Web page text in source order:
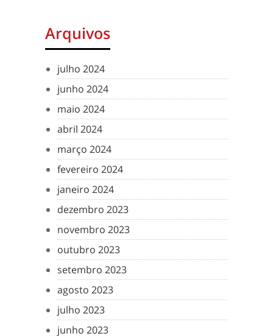
Arquivos
julho 2024
junho 2024
maio 2024
abril 2024
março 2024
fevereiro 2024
janeiro 2024
dezembro 2023
novembro 2023
outubro 2023
setembro 2023
agosto 2023
julho 2023
junho 2023